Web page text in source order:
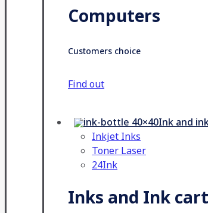
Computers
Customers choice
Find out
Ink and
Inkjet Inks
Toner Laser
24Ink
Inks and Ink